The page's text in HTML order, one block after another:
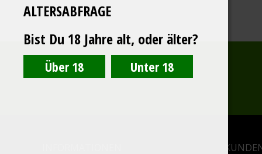
ALTERSABFRAGE
Bist Du 18 Jahre alt, oder älter?